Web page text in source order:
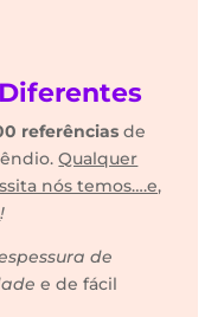
referências de
Qualquer
nós temos….e,
!
de
e de fácil